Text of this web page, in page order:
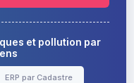
et pollution par
ERP par Cadastre